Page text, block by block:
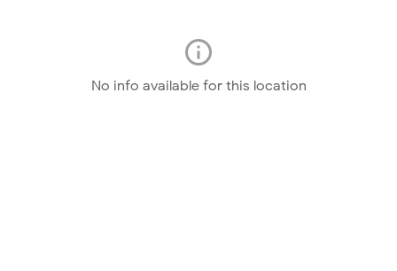
No info available for this location